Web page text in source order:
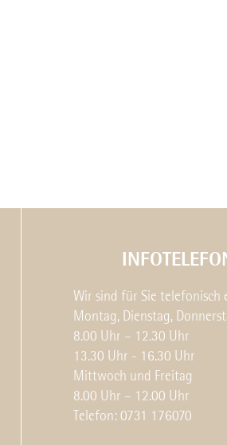
Wir sind für Sie telefonisch
Montag, Dienstag,
8.00 Uhr – 12.30 Uhr
13.30 Uhr - 16.30 Uhr
Mittwoch und Freitag
8.00 Uhr – 12.00 Uhr
Telefon: 0731 176070